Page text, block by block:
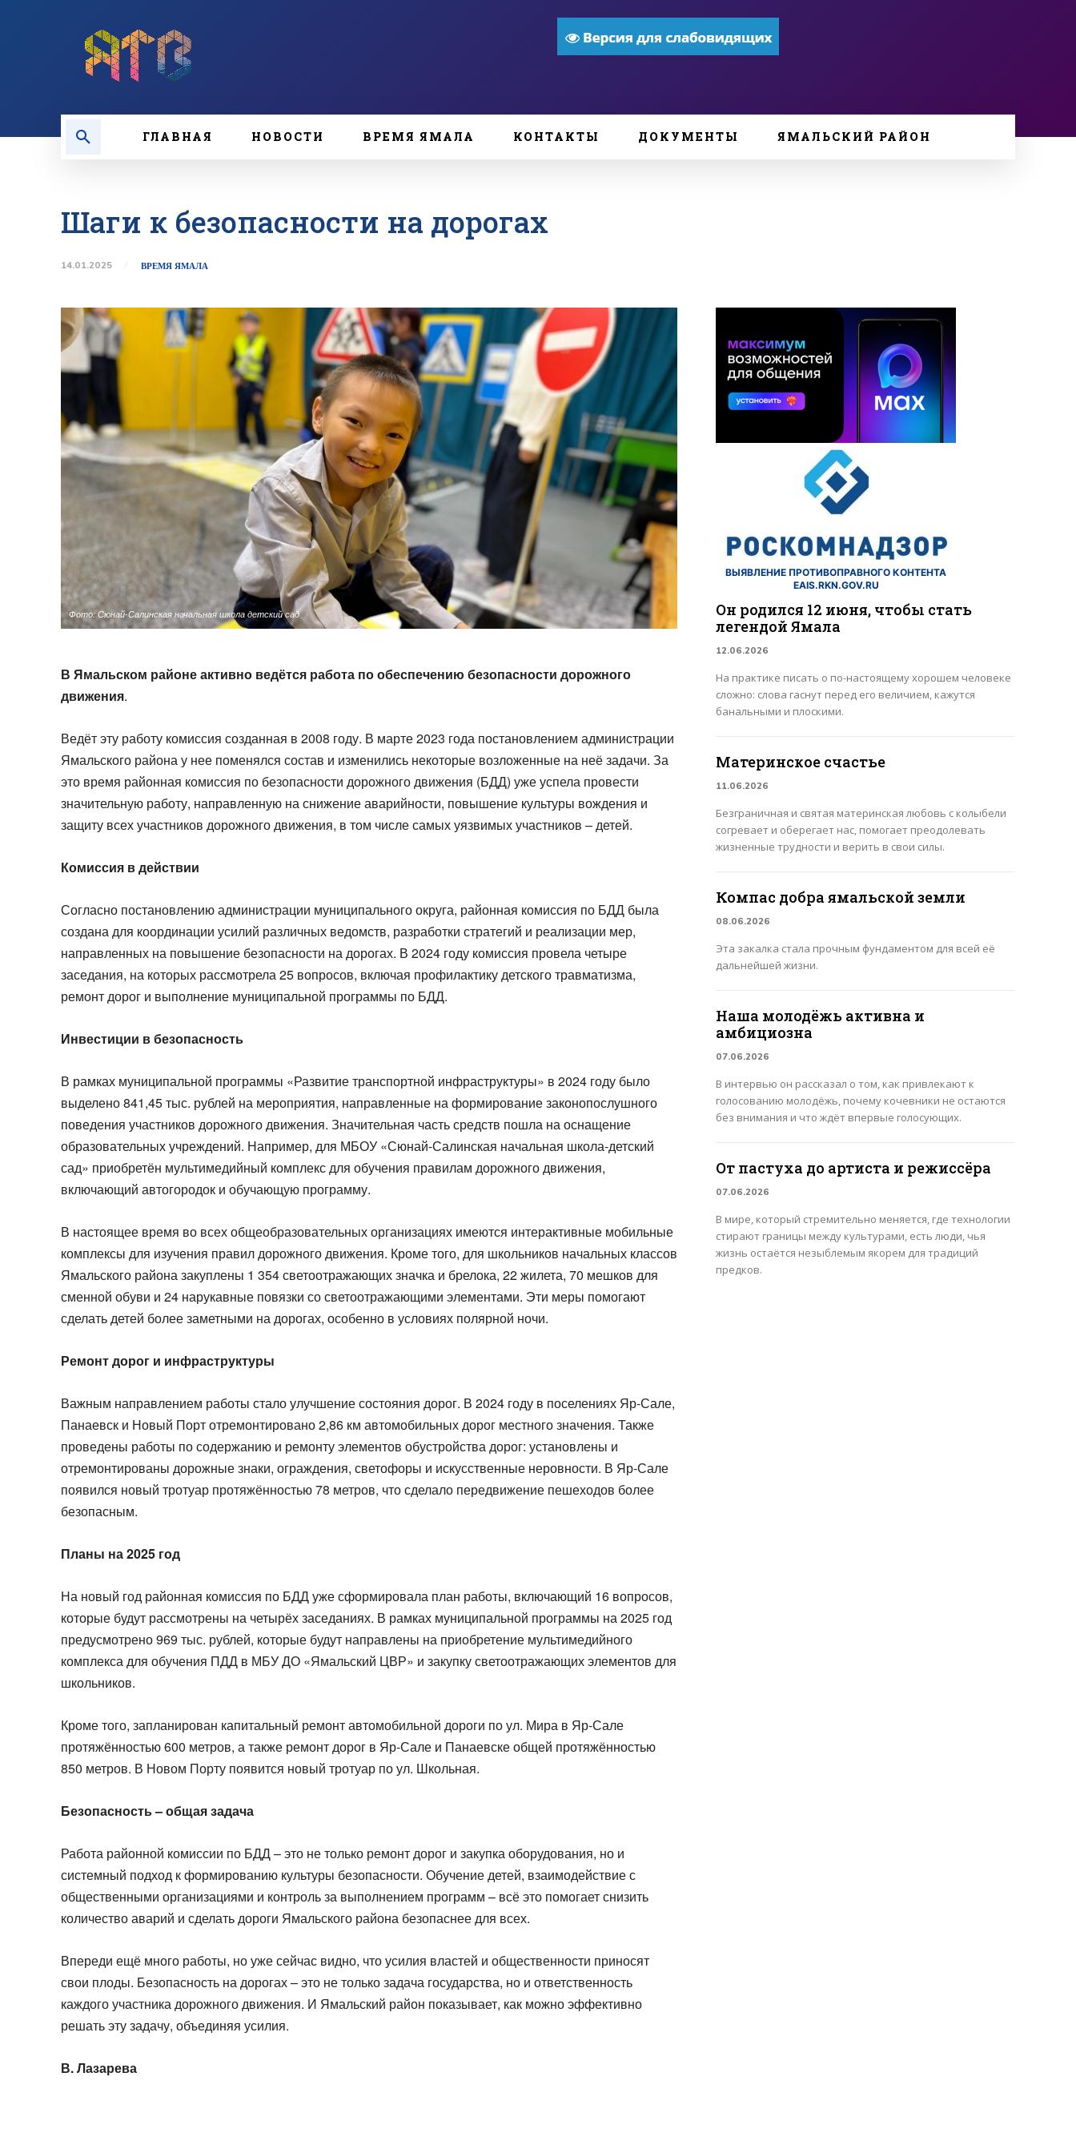
ГЛАВНАЯ НОВОСТИ ВРЕМЯ ЯМАЛА КОНТАКТЫ ДОКУМЕНТЫ ЯМАЛЬСКИЙ РАЙОН
Шаги к безопасности на дорогах
14.01.2025 ВРЕМЯ ЯМАЛА
Фото: Сюнай-Салинская начальная школа детский сад
В Ямальском районе активно ведётся работа по обеспечению безопасности дорожного
движения.
Ведёт эту работу комиссия созданная в 2008 году. В марте 2023 года постановлением администрации
Ямальского района у нее поменялся состав и изменились некоторые возложенные на неё задачи. За
это время районная комиссия по безопасности дорожного движения (БДД) уже успела провести
значительную работу, направленную на снижение аварийности, повышение культуры вождения и
защиту всех участников дорожного движения, в том числе самых уязвимых участников – детей.
Комиссия в действии
Согласно постановлению администрации муниципального округа, районная комиссия по БДД была
создана для координации усилий различных ведомств, разработки стратегий и реализации мер,
направленных на повышение безопасности на дорогах. В 2024 году комиссия провела четыре
заседания, на которых рассмотрела 25 вопросов, включая профилактику детского травматизма,
ремонт дорог и выполнение муниципальной программы по БДД.
Инвестиции в безопасность
В рамках муниципальной программы «Развитие транспортной инфраструктуры» в 2024 году было
выделено 841,45 тыс. рублей на мероприятия, направленные на формирование законопослушного
поведения участников дорожного движения. Значительная часть средств пошла на оснащение
образовательных учреждений. Например, для МБОУ «Сюнай-Салинская начальная школа-детский
сад» приобретён мультимедийный комплекс для обучения правилам дорожного движения,
включающий автогородок и обучающую программу.
В настоящее время во всех общеобразовательных организациях имеются интерактивные мобильные
комплексы для изучения правил дорожного движения. Кроме того, для школьников начальных классов
Ямальского района закуплены 1 354 светоотражающих значка и брелока, 22 жилета, 70 мешков для
сменной обуви и 24 нарукавные повязки со светоотражающими элементами. Эти меры помогают
сделать детей более заметными на дорогах, особенно в условиях полярной ночи.
Ремонт дорог и инфраструктуры
Важным направлением работы стало улучшение состояния дорог. В 2024 году в поселениях Яр-Сале,
Панаевск и Новый Порт отремонтировано 2,86 км автомобильных дорог местного значения. Также
проведены работы по содержанию и ремонту элементов обустройства дорог: установлены и
отремонтированы дорожные знаки, ограждения, светофоры и искусственные неровности. В Яр-Сале
появился новый тротуар протяжённостью 78 метров, что сделало передвижение пешеходов более
безопасным.
Планы на 2025 год
На новый год районная комиссия по БДД уже сформировала план работы, включающий 16 вопросов,
которые будут рассмотрены на четырёх заседаниях. В рамках муниципальной программы на 2025 год
предусмотрено 969 тыс. рублей, которые будут направлены на приобретение мультимедийного
комплекса для обучения ПДД в МБУ ДО «Ямальский ЦВР» и закупку светоотражающих элементов для
школьников.
Кроме того, запланирован капитальный ремонт автомобильной дороги по ул. Мира в Яр-Сале
протяжённостью 600 метров, а также ремонт дорог в Яр-Сале и Панаевске общей протяжённостью
850 метров. В Новом Порту появится новый тротуар по ул. Школьная.
Безопасность – общая задача
Работа районной комиссии по БДД – это не только ремонт дорог и закупка оборудования, но и
системный подход к формированию культуры безопасности. Обучение детей, взаимодействие с
общественными организациями и контроль за выполнением программ – всё это помогает снизить
количество аварий и сделать дороги Ямальского района безопаснее для всех.
Впереди ещё много работы, но уже сейчас видно, что усилия властей и общественности приносят
свои плоды. Безопасность на дорогах – это не только задача государства, но и ответственность
каждого участника дорожного движения. И Ямальский район показывает, как можно эффективно
решать эту задачу, объединяя усилия.
В. Лазарева
ВЫЯВЛЕНИЕ ПРОТИВОПРАВНОГО КОНТЕНТА
EAIS.RKN.GOV.RU
Он родился 12 июня, чтобы стать
легендой Ямала
12.06.2026
На практике писать о по-настоящему хорошем человеке
сложно: слова гаснут перед его величием, кажутся
банальными и плоскими.
Материнское счастье
11.06.2026
Безграничная и святая материнская любовь с колыбели
согревает и оберегает нас, помогает преодолевать
жизненные трудности и верить в свои силы.
Компас добра ямальской земли
08.06.2026
Эта закалка стала прочным фундаментом для всей её
дальнейшей жизни.
Наша молодёжь активна и
амбициозна
07.06.2026
В интервью он рассказал о том, как привлекают к
голосованию молодёжь, почему кочевники не остаются
без внимания и что ждёт впервые голосующих.
От пастуха до артиста и режиссёра
07.06.2026
В мире, который стремительно меняется, где технологии
стирают границы между культурами, есть люди, чья
жизнь остаётся незыблемым якорем для традиций
предков.